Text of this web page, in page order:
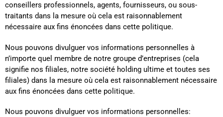
conseillers professionnels, agents, fournisseurs, ou sous-
traitants dans la mesure où cela est raisonnablement
nécessaire aux fins énoncées dans cette politique.
Nous pouvons divulguer vos informations personnelles à
n’importe quel membre de notre groupe d’entreprises (cela
signifie nos filiales, notre société holding ultime et toutes ses
filiales) dans la mesure où cela est raisonnablement nécessaire
aux fins énoncées dans cette politique.
Nous pouvons divulguer vos informations personnelles: